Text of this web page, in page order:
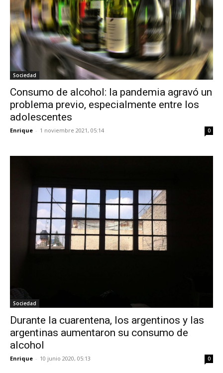
Sociedad
Consumo de alcohol: la pandemia agravó un
problema previo, especialmente entre los
adolescentes
Enrique - 1 noviembre 2021, 05:14 0
Sociedad
Durante la cuarentena, los argentinos y las
argentinas aumentaron su consumo de
alcohol
Enrique - 10 junio 2020, 05:13 0